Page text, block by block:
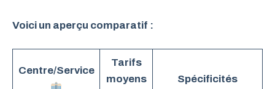
Voici un aperçu comparatif :
Centre/Service
Tarifs
moyens
Spécificités